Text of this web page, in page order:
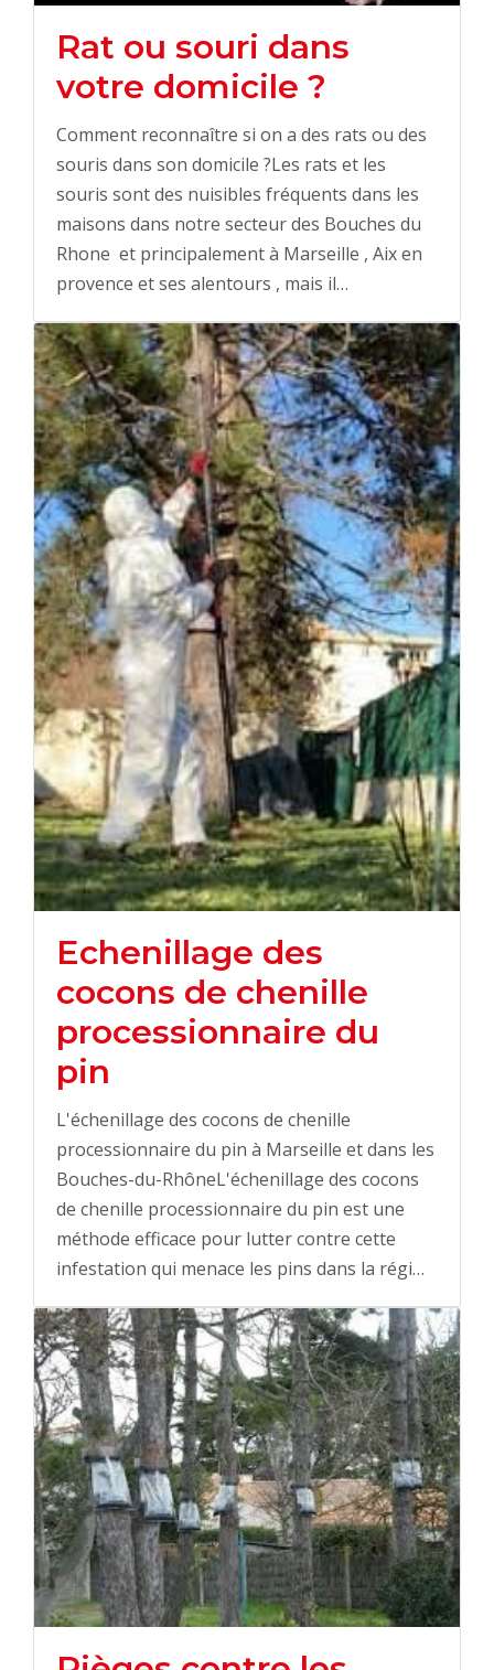
Rat ou souri dans
votre domicile ?
Comment reconnaître si on a des rats ou des
souris dans son domicile ?Les rats et les
souris sont des nuisibles fréquents dans les
maisons dans notre secteur des Bouches du
Rhone et principalement à Marseille , Aix en
provence et ses alentours , mais il…
Echenillage des
cocons de chenille
processionnaire du
pin
L'échenillage des cocons de chenille
processionnaire du pin à Marseille et dans les
Bouches-du-RhôneL'échenillage des cocons
de chenille processionnaire du pin est une
méthode efficace pour lutter contre cette
infestation qui menace les pins dans la régi…